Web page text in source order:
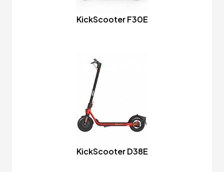
KickScooter F30E
KickScooter D38E